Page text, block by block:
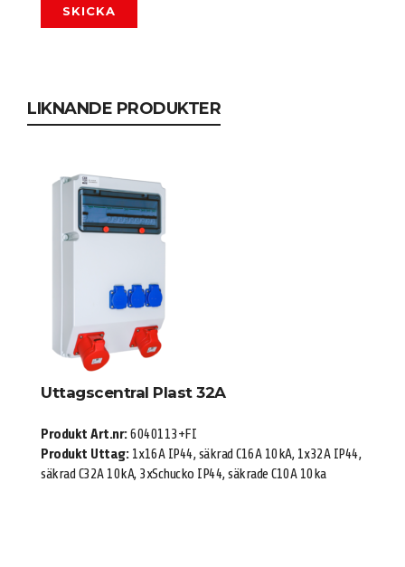
LIKNANDE PRODUKTER
Uttagscentral Plast 32A
Produkt Art.nr:6040113+FI
Produkt Uttag:1x16A IP44, säkrad C16A 10kA, 1x32A IP44,
säkrad C32A 10kA, 3xSchucko IP44, säkrade C10A 10ka